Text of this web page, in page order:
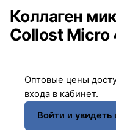
Коллаген
Collost Micro
Оптовые цены
входа в кабинет.
Войти и увидеть